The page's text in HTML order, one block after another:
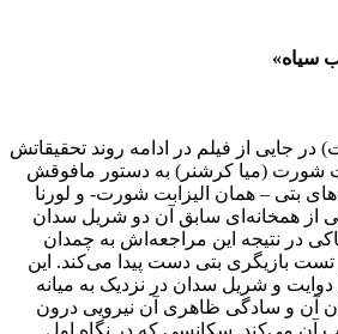
سیاه»
در جایی از فیلم در ادامه روند تحقیقاتش
شورت (میا کرشنر)‌ به دستور مافوقش
بتی – همان الیزابت شورت- و لورنا
از همخانه‌ای سابق آن دو شریل سدان
در نتیجه این مراجعه‌اش به چمدان
تست بازیگری بتی دست پیدا می‌کند. این
و شریل سدان در نزدیک به میانه
آن و سادگی ظاهری آن نیرویی درون